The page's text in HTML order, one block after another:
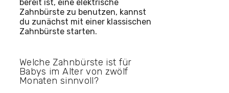
bereit ist, eine elektrische
Zahnbürste zu benutzen, kannst
du zunächst mit einer klassischen
Zahnbürste starten.
Welche Zahnbürste ist für
Babys im Alter von zwölf
Monaten sinnvoll?